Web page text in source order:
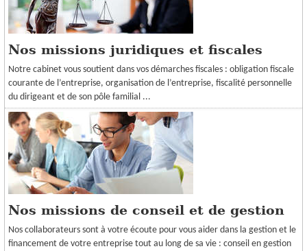
Nos missions juridiques et fiscales
Notre cabinet vous soutient dans vos démarches fiscales : obligation fiscale
courante de l’entreprise, organisation de l’entreprise, fiscalité personnelle
du dirigeant et de son pôle familial ...
Nos missions de conseil et de gestion
Nos collaborateurs sont à votre écoute pour vous aider dans la gestion et le
financement de votre entreprise tout au long de sa vie : conseil en gestion